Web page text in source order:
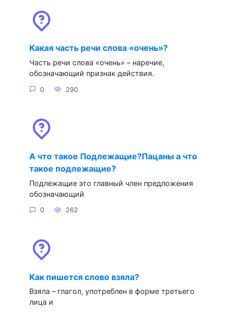
Какая часть речи слова «очень»?
Часть речи слова «очень» – наречие,
обозначающий признак действия.
0 290
А что такое Подлежащие?Пацаны а что
такое подлежащие?
Подлежащие это главный член предложения
обозначающий
0 262
Как пишется слово взяла?
Взяла – глагол, употреблен в форме третьего
лица и